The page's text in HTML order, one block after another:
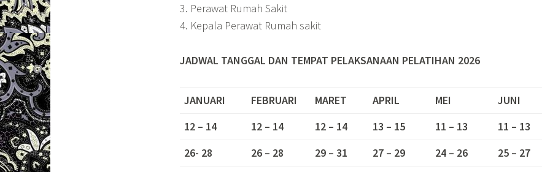
3. Perawat Rumah Sakit
4. Kepala Perawat Rumah sakit
JADWAL TANGGAL DAN TEMPAT PELAKSANAAN PELATIHAN 2026
JANUARI FEBRUARI MARET APRIL MEI
JUNI
12 – 14
12 – 14 12 – 14 13 – 15 11 – 13
11 – 13
26- 28
26 – 28 29 – 31 27 – 29 24 – 26 25 – 27